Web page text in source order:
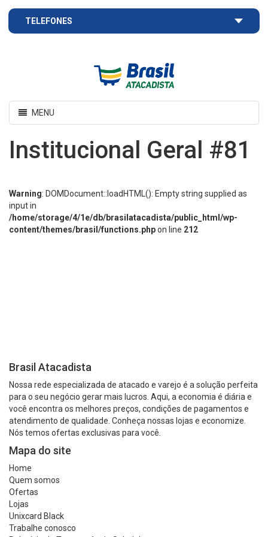
TELEFONES
Atacadista
Toggle
navigation
MENU
Institucional Geral #81
Warning: DOMDocument::loadHTML(): Empty string supplied as
input in
/home/storage/4/1e/db/brasilatacadista/public_html/wp-
content/themes/brasil/functions.phpon line 212
Brasil Atacadista
Nossa rede especializada de atacado e varejo é a solução perfeita
para o seu negócio gerar mais lucros. Aqui, a economia é diária e
você encontra os melhores preços, condições de pagamentos e
atendimento de qualidade. Conheça nossas lojas e economize.
Nós temos ofertas exclusivas para você.
Mapa do site
Home
Quem somos
Ofertas
Lojas
Unixcard Black
Trabalhe conosco